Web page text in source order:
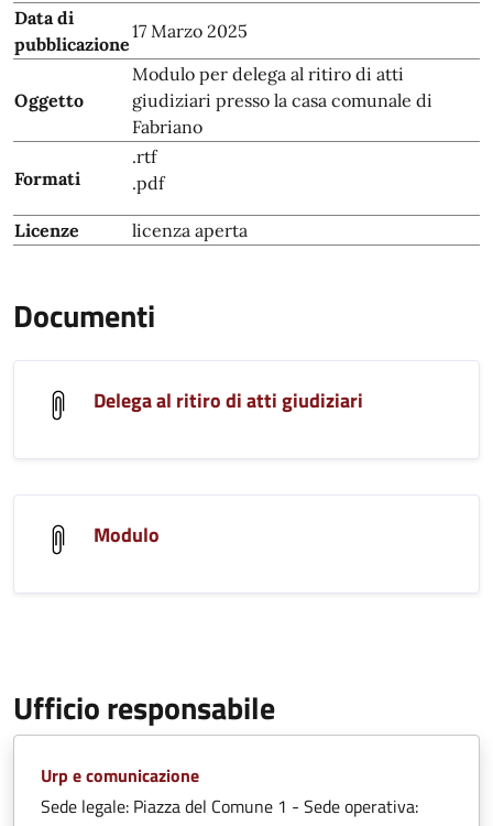
Data di
pubblicazione
17 Marzo 2025
Oggetto
Modulo per delega al ritiro di atti
giudiziari presso la casa comunale di
Fabriano
Formati
.rtf
.pdf
Licenze licenza aperta
Documenti
Delega al ritiro di atti giudiziari
Modulo
Ufficio responsabile
Urp e comunicazione
Sede legale: Piazza del Comune 1 - Sede operativa: